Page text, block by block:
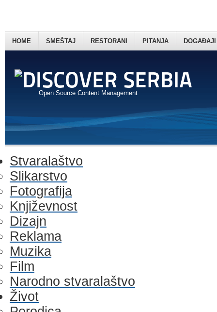
Open Source Content Management
HOME SMEŠTAJ RESTORANI PITANJA DOGAĐAJI
Stvaralaštvo
Slikarstvo
Fotografija
Književnost
Dizajn
Reklama
Muzika
Film
Narodno stvaralaštvo
Život